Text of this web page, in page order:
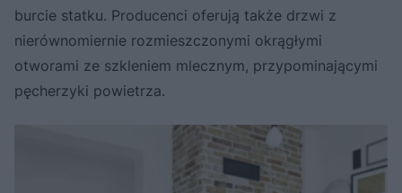
burcie statku. Producenci oferują także drzwi z
nierównomiernie rozmieszczonymi okrągłymi
otworami ze szkleniem mlecznym, przypominającymi
pęcherzyki powietrza.